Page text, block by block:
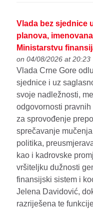
Vlada bez sjednice
planova,
Ministarstvu
on 04/08/2026 at 20:23
Vlada Crne Gore
sjednice i uz
svoje nadležnosti,
odgovornosti
za sprovođenje
sprečavanje
politika,
kao i kadrovske
vršiteljku dužnosti
finansijski sistem i
Jelena Davidović,
razriješena te